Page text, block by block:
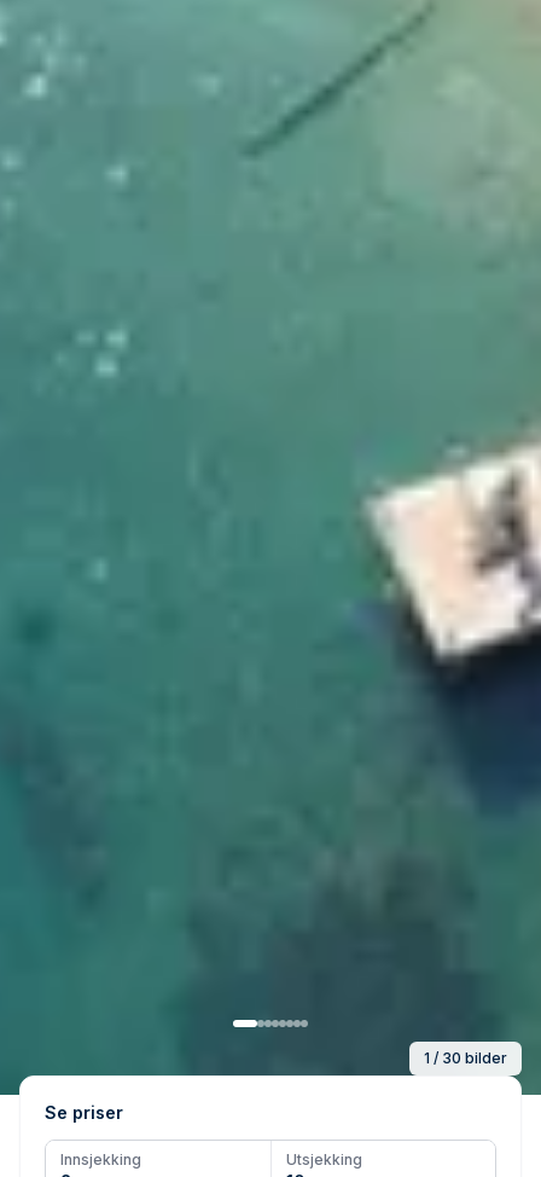
1 / 30 bilder
Se priser
Innsjekking Utsjekking